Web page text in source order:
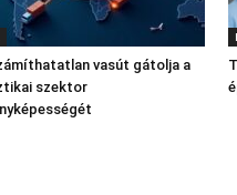
vasút gátolja a
szektor